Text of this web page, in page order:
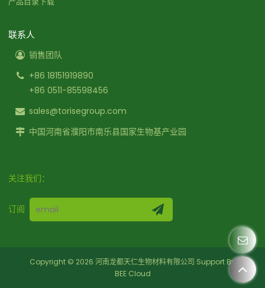
联系人
销售团队
+86 18151919890
+86 0511-85598456
sales@torisegroup.com
中国河南省濮阳市南乐县国家生物基产业园
关注我们：
订阅
Copyright © 2026 河南龙都天仁生物材料有限公司 Support By
BEE Cloud